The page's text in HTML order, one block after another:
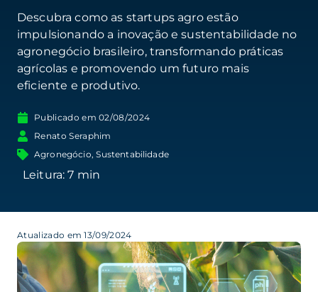
Descubra como as startups agro estão
impulsionando a inovação e sustentabilidade no
agronegócio brasileiro, transformando práticas
agrícolas e promovendo um futuro mais
eficiente e produtivo.
Publicado em 02/08/2024
Renato Seraphim
Agronegócio,Sustentabilidade
Atualizado em 13/09/2024